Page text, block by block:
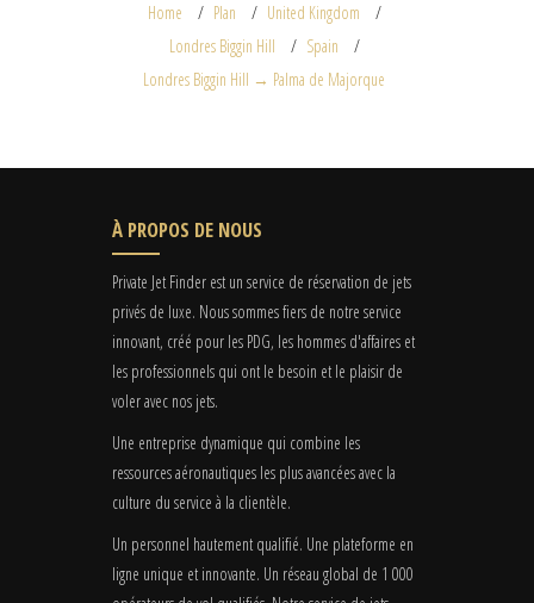
Home Plan
United Kingdom
Londres Biggin Hill
Spain
Londres Biggin Hill → Palma de Majorque
À PROPOS DE NOUS
Private Jet Finder est un service de réservation de jets
privés de luxe. Nous sommes fiers de notre service
innovant, créé pour les PDG, les hommes d'affaires et
les professionnels qui ont le besoin et le plaisir de
voler avec nos jets.
Une entreprise dynamique qui combine les
ressources aéronautiques les plus avancées avec la
culture du service à la clientèle.
Un personnel hautement qualifié. Une plateforme en
ligne unique et innovante. Un réseau global de 1 000